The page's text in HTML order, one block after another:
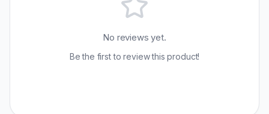
No reviews yet.
Be the first to review this product!